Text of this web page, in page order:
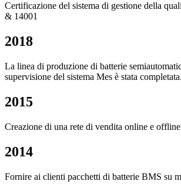
Certificazione del sistema di gestione della
& 14001
2018
La linea di produzione di batterie
supervisione del sistema Mes è stata completata.
2015
Creazione di una rete di vendita online e offline
2014
Fornire ai clienti pacchetti di batterie BMS su